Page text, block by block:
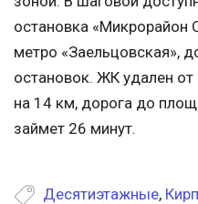
остановка
метро «Заельцовская»,
остановок. ЖК удален от
на 14 км, дорога до
займет 26 минут.
Десятиэтажные,